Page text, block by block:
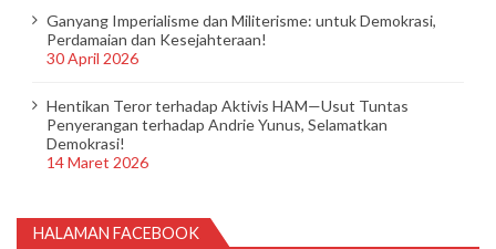
Ganyang Imperialisme dan Militerisme: untuk Demokrasi,
Perdamaian dan Kesejahteraan!
30 April 2026
Hentikan Teror terhadap Aktivis HAM—Usut Tuntas
Penyerangan terhadap Andrie Yunus, Selamatkan
Demokrasi!
14 Maret 2026
HALAMAN FACEBOOK